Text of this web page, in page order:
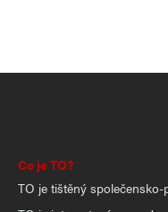
Co je TO?
TO je tištěný